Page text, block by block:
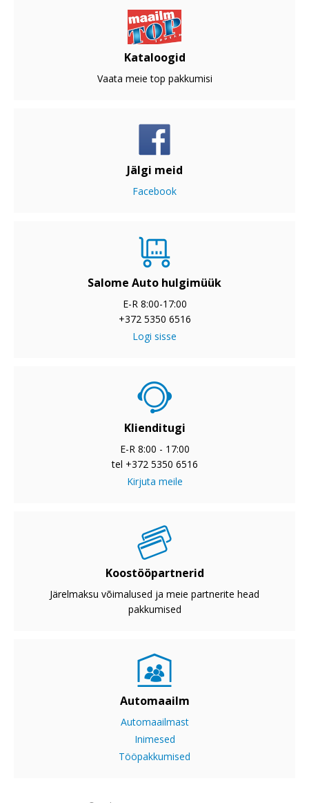
Kataloogid
Vaata meie top pakkumisi
Jälgi meid
Facebook
Salome Auto hulgimüük
E-R 8:00-17:00
+372 5350 6516
Logi sisse
Klienditugi
E-R 8:00 - 17:00
tel +372 5350 6516
Kirjuta meile
Koostööpartnerid
Järelmaksu võimalused ja meie partnerite head
pakkumised
Automaailm
Automaailmast
Inimesed
Tööpakkumised